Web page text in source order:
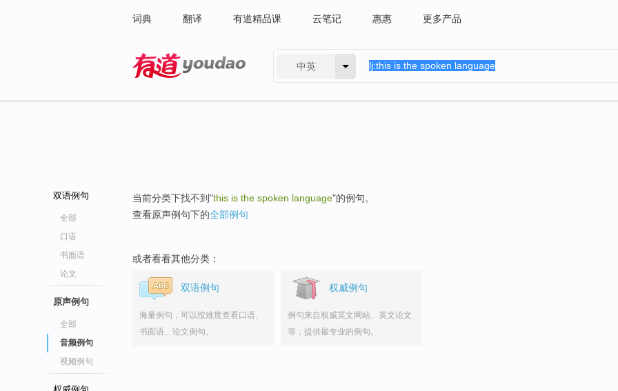
词典 翻译 有道精品课 云笔记 惠惠 更多产品
中英
双语例句
全部
口语
书面语
论文
原声例句
全部
音频例句
视频例句
当前分类下找不到"this is the spoken language"的例句。
查看原声例句下的全部例句
或者看看其他分类：
双语例句
海量例句，可以按难度查看口语、
书面语、论文例句。
权威例句
例句来自权威英文网站、英文论文
等，提供最专业的例句。